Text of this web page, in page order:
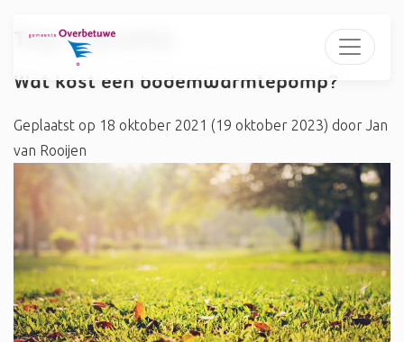
Tag:transitie
Wat kost een bodemwarmtepomp?
Geplaatst op 18 oktober 2021 (19 oktober 2023) door Jan
van Rooijen